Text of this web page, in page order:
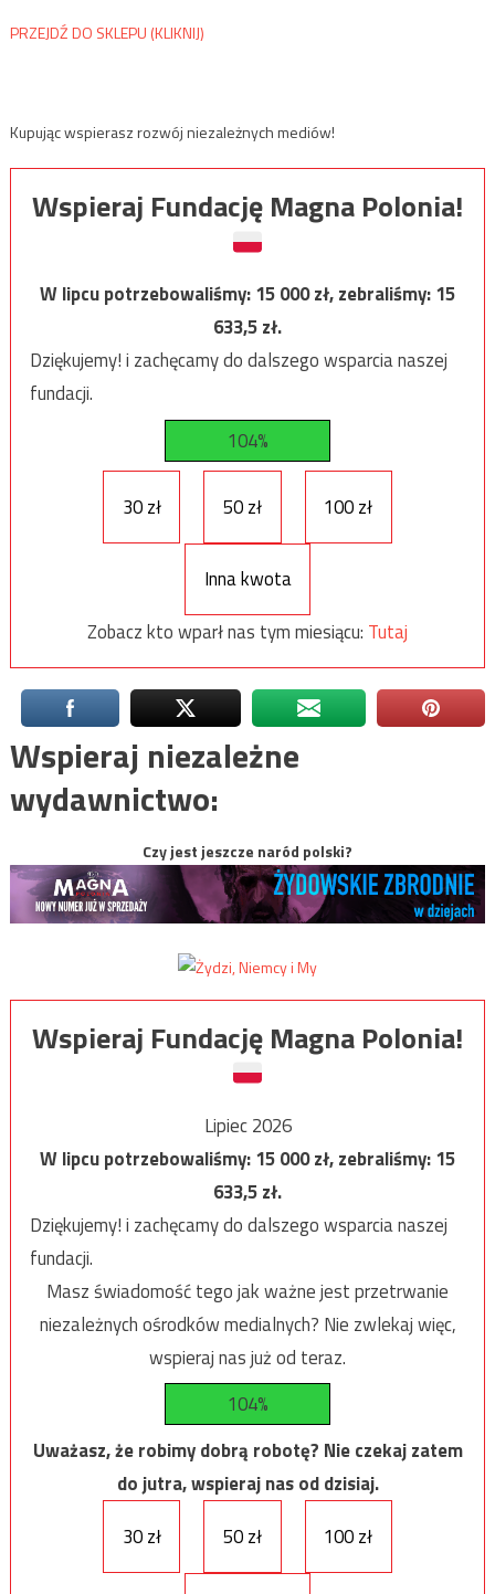
PRZEJDŹ DO SKLEPU (KLIKNIJ)
Kupując wspierasz rozwój niezależnych mediów!
Wspieraj Fundację Magna Polonia!
W lipcu potrzebowaliśmy:15 000zł, zebraliśmy:15
633,5zł.
Dziękujemy! i zachęcamy do dalszego wsparcia naszej
fundacji.
104%
30 zł 50 zł 100 zł
Inna kwota
Zobacz kto wparł nas tym miesiącu: Tutaj
Wspieraj niezależne
wydawnictwo:
Czy jest jeszcze naród polski?
Wspieraj Fundację Magna Polonia!
Lipiec 2026
W lipcu potrzebowaliśmy:15 000zł, zebraliśmy:15
633,5zł.
Dziękujemy! i zachęcamy do dalszego wsparcia naszej
fundacji.
Masz świadomość tego jak ważne jest przetrwanie
niezależnych ośrodków medialnych? Nie zwlekaj więc,
wspieraj nas już od teraz.
104%
Uważasz, że robimy dobrą robotę? Nie czekaj zatem
do jutra, wspieraj nas od dzisiaj.
30 zł
50 zł 100 zł